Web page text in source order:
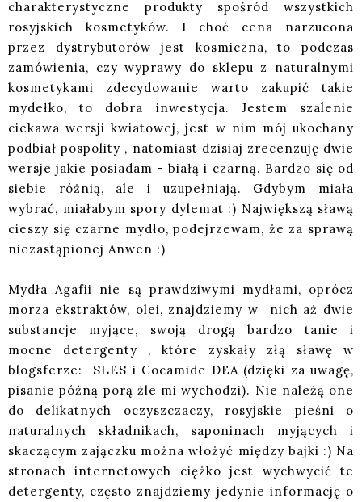
charakterystyczne produkty spośród wszystkich
rosyjskich kosmetyków. I choć cena narzucona
przez dystrybutorów jest kosmiczna, to podczas
zamówienia, czy wyprawy do sklepu z naturalnymi
kosmetykami zdecydowanie warto zakupić takie
mydełko, to dobra inwestycja. Jestem szalenie
ciekawa wersji kwiatowej, jest w nim mój ukochany
podbiał pospolity , natomiast dzisiaj zrecenzuję dwie
wersje jakie posiadam - białą i czarną. Bardzo się od
siebie różnią, ale i uzupełniają. Gdybym miała
wybrać, miałabym spory dylemat :) Największą sławą
cieszy się czarne mydło, podejrzewam, że za sprawą
niezastąpionej Anwen :)
Mydła Agafii nie są prawdziwymi mydłami, oprócz
morza ekstraktów, olei, znajdziemy w nich aż dwie
substancje myjące, swoją drogą bardzo tanie i
mocne detergenty , które zyskały złą sławę w
blogsferze: SLES i Cocamide DEA (dzięki za uwagę,
pisanie późną porą źle mi wychodzi). Nie należą one
do delikatnych oczyszczaczy, rosyjskie pieśni o
naturalnych składnikach, saponinach myjących i
skaczącym zajączku można włożyć między bajki :) Na
stronach internetowych ciężko jest wychwycić te
detergenty, często znajdziemy jedynie informację o